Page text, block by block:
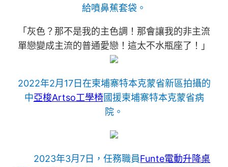
給噴鼻蕉套袋。
「灰色？那不是我的主色調！那會讓我的非主流
單戀變成主流的普通愛戀！這太不水瓶座了！」
2022年2月17日在柬埔寨特本克蒙省新區拍攝的
中亞梭Artso工學椅國援柬埔寨特本克蒙省病
院。
2023年3月7日，任務職員Funte電動升降桌